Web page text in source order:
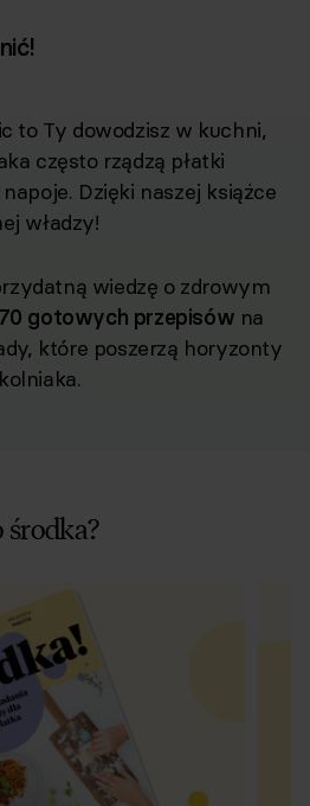
to Ty dowodzisz w kuchni,
często rządzą płatki
Dzięki naszej książce
władzy!
wiedzę o zdrowym
70 gotowych przepisów na
które poszerzą horyzonty
środka?